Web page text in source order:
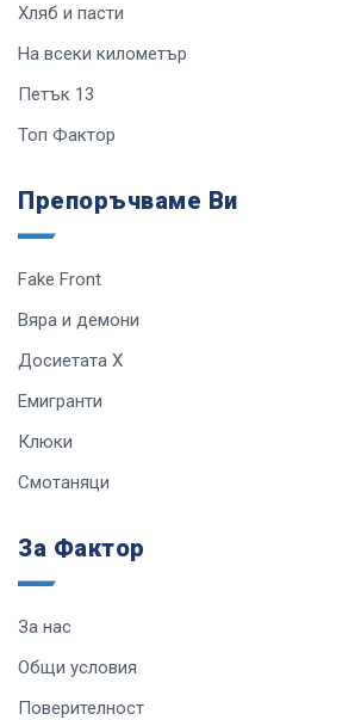
Хляб и пасти
На всеки километър
Петък 13
Топ Фактор
Препоръчваме Ви
Fake Front
Вяра и демони
Досиетата Х
Емигранти
Клюки
Смотаняци
За Фактор
За нас
Общи условия
Поверителност